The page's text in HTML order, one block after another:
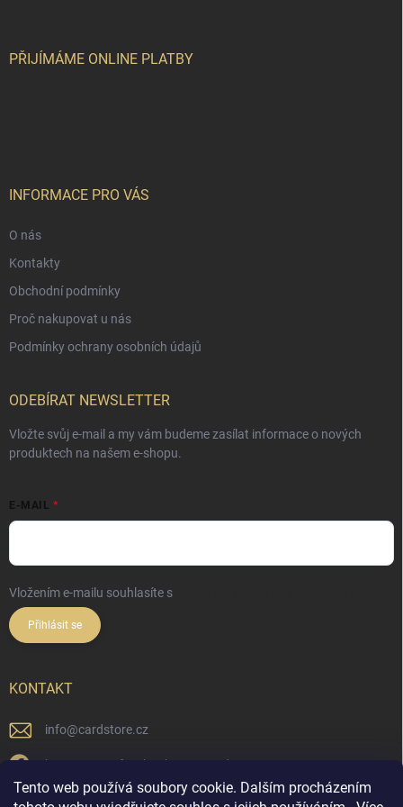
Tento web používá soubory cookie. Dalším procházením
PŘIJÍMÁME ONLINE PLATBY
INFORMACE PRO VÁS
O nás
Kontakty
Obchodní podmínky
Proč nakupovat u nás
Podmínky ochrany osobních údajů
ODEBÍRAT NEWSLETTER
Vložte svůj e-mail a my vám budeme zasílat informace o nových
produktech na našem e-shopu.
E-MAIL
Vložením e-mailu souhlasíte s
Přihlásit se
KONTAKT
info@cardstore.cz
https://www.facebook.com/cardstorecz
cardstore.cz/